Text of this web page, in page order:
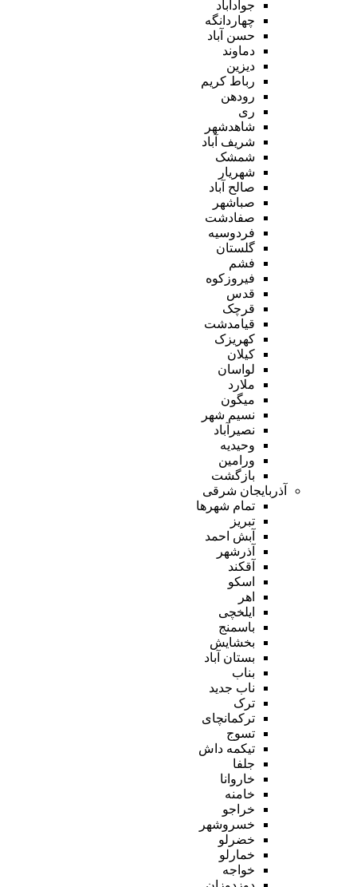
جوادآباد
چهاردانگه
حسن آباد
دماوند
دیزین
رباط کریم
رودهن
ری
شاهدشهر
شریف آباد
شمشک
شهریار
صالح آباد
صباشهر
صفادشت
فردوسیه
گلستان
فشم
فیروزکوه
قدس
قرچک
قیامدشت
کهریزک
کیلان
لواسان
ملارد
میگون
نسیم شهر
نصیرآباد
وحیدیه
ورامین
بازگشت
آذربایجان شرقی
تمام شهر‌ها
تبریز
آبش احمد
آذرشهر
آقکند
اسکو
اهر
ایلخچی
باسمنج
بخشایش
بستان آباد
بناب
ناب جدید
ترک
ترکمانچای
تسوج
تیکمه داش
جلفا
خاروانا
خامنه
خراجو
خسروشهر
خضرلو
خمارلو
خواجه